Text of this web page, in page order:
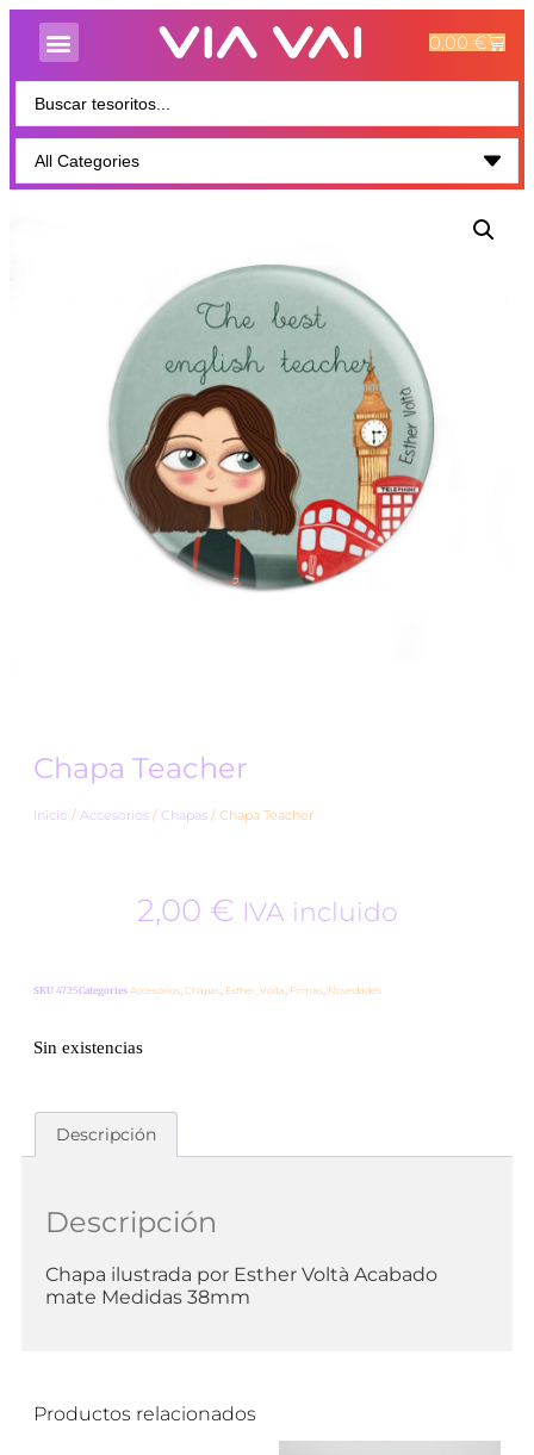
0,00€
Chapa Teacher
Inicio / Accesorios / Chapas / Chapa Teacher
2,00 € IVA incluido
SKU 4725Categories Accesorios, Chapas, Esther_Volta, Firmas, Novedades
Sin existencias
Descripción
Descripción
Chapa ilustrada por Esther Voltà Acabado
mate Medidas 38mm
Productos relacionados